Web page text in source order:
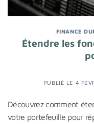
FINANCE
Étendre les
PUBLIÉ LE 4
Découvrez comment
votre portefeuille pour